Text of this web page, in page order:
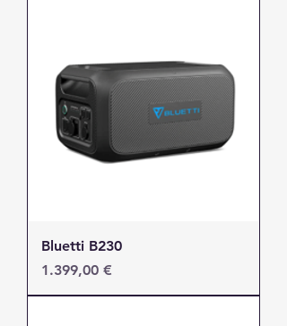
Bluetti B230
Τιμή
1.399,00 €